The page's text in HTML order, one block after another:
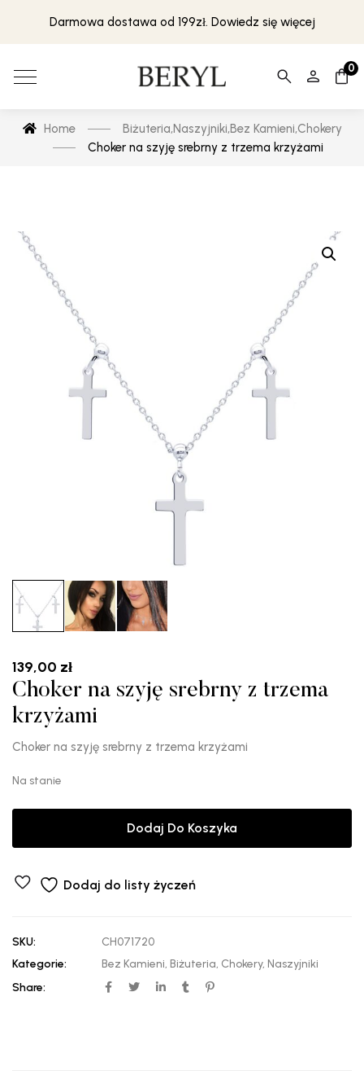
Darmowa dostawa od 199zł. Dowiedz się więcej
0
Home Biżuteria,Naszyjniki,Bez Kamieni,Chokery
Choker na szyję srebrny z trzema krzyżami
139,00 zł
Choker na szyję srebrny z trzema
krzyżami
Choker na szyję srebrny z trzema krzyżami
Na stanie
Dodaj Do Koszyka
Dodaj do listy życzeń
SKU:
CH071720
Kategorie:
Bez Kamieni, Biżuteria, Chokery, Naszyjniki
Share: